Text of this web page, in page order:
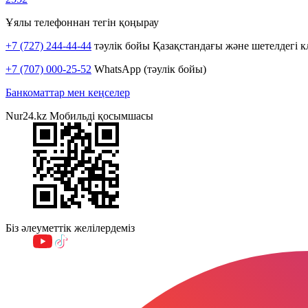
Ұялы телефоннан тегін қоңырау
+7 (727) 244-44-44 тәулік бойы Қазақстандағы және шетелдегі
+7 (707) 000-25-52 WhatsApp (тәулік бойы)
Банкоматтар мен кеңселер
Nur24.kz Мобильді қосымшасы
Біз әлеуметтік желілердеміз